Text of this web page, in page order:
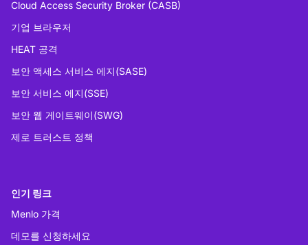
Cloud Access Security Broker (CASB)
기업 브라우저
HEAT 공격
보안 액세스 서비스 에지(SASE)
보안 서비스 에지(SSE)
보안 웹 게이트웨이(SWG)
제로 트러스트 정책
인기 링크
Menlo 가격
데모를 신청하세요